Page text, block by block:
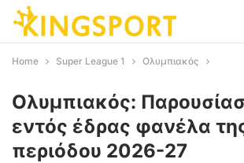
Home Super League 1 Ολυμπιακός
Ολυμπιακός:
εντός έδρας φανέλα
περιόδου 2026-27